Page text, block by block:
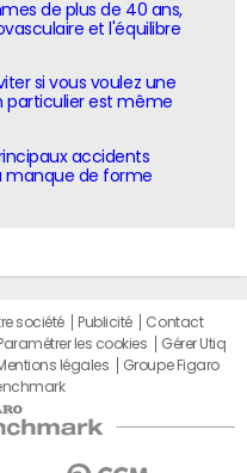
de plus de 40 ans,
et l'équilibre
si vous voulez une
particulier est même
accidents
manque de forme
société Publicité
Contact
Paramétrer les cookies
Gérer Utiq
légales
Groupe Figaro